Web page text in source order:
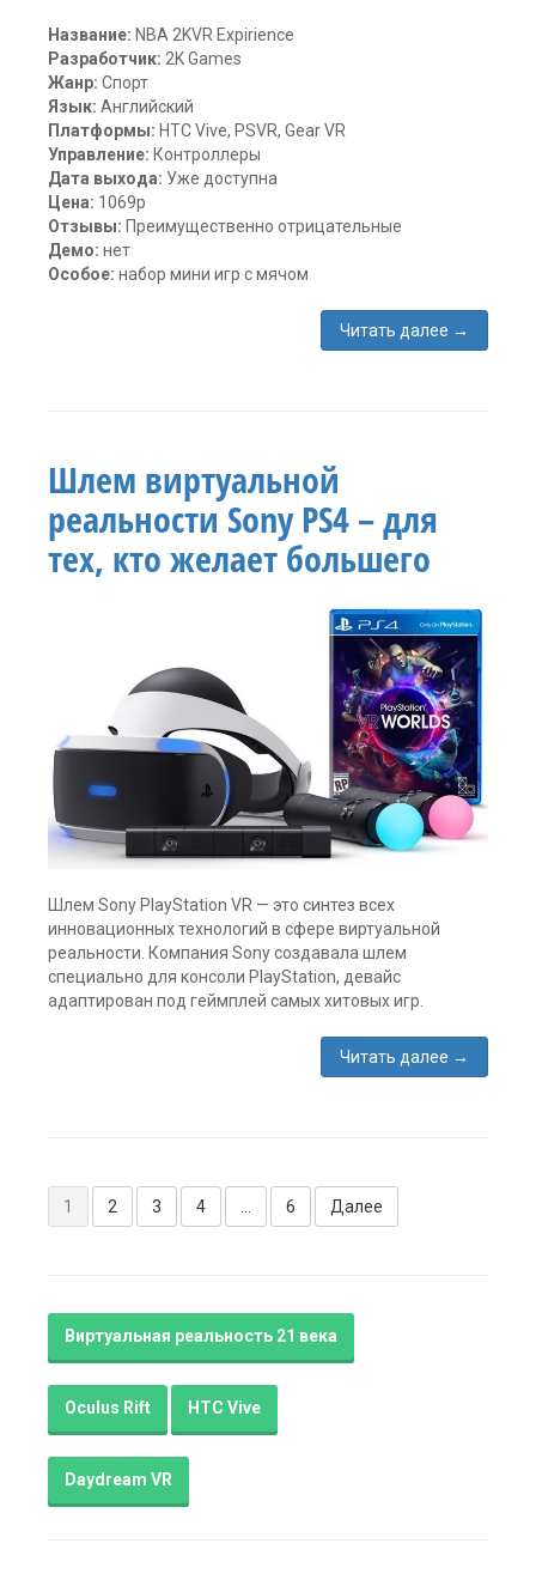
Название: NBA 2KVR Expirience
Разработчик: 2K Games
Жанр: Спорт
Язык: Английский
Платформы: HTC Vive, PSVR, Gear VR
Управление: Контроллеры
Дата выхода: Уже доступна
Цена: 1069р
Отзывы: Преимущественно отрицательные
Демо: нет
Особое: набор мини игр с мячом
Читать далее →
HTC
Vive,
NBA
2KVR
Expirience,
PSVR,
Шлем виртуальной
реальности Sony PS4 – для
тех, кто желает большего
Шлем Sony PlayStation VR — это синтез всех
инновационных технологий в сфере виртуальной
реальности. Компания Sony создавала шлем
специально для консоли PlayStation, девайс
адаптирован под геймплей самых хитовых игр.
Читать далее →
Навигация
1 2 3 4 … 6 Далее
Виртуальная реальность 21 века
Oculus Rift HTC Vive
Daydream VR